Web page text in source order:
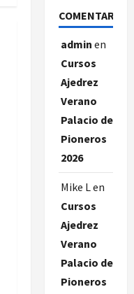
COMENTARIOS
admin en
Cursos
Ajedrez
Verano
Palacio de
Pioneros
2026
Mike Len
Cursos
Ajedrez
Verano
Palacio de
Pioneros